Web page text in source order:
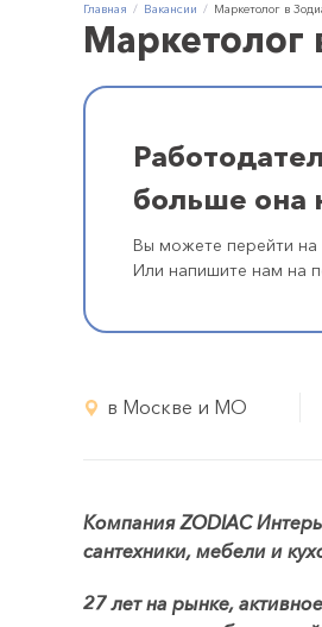
Главная Вакансии Маркетолог в
Маркетолог
больше она
Вы можете перейти на
Или напишите нам на
в Москве и МО
Компания ZODIAC
сантехники, мебели и
27 лет на рынке,